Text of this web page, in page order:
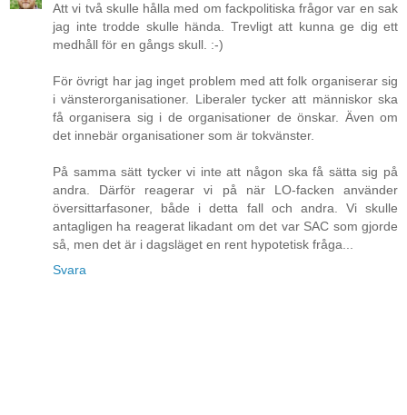
Att vi två skulle hålla med om fackpolitiska frågor var en sak
jag inte trodde skulle hända. Trevligt att kunna ge dig ett
medhåll för en gångs skull. :-)
För övrigt har jag inget problem med att folk organiserar sig
i vänsterorganisationer. Liberaler tycker att människor ska
få organisera sig i de organisationer de önskar. Även om
det innebär organisationer som är tokvänster.
På samma sätt tycker vi inte att någon ska få sätta sig på
andra. Därför reagerar vi på när LO-facken använder
översittarfasoner, både i detta fall och andra. Vi skulle
antagligen ha reagerat likadant om det var SAC som gjorde
så, men det är i dagsläget en rent hypotetisk fråga...
Svara